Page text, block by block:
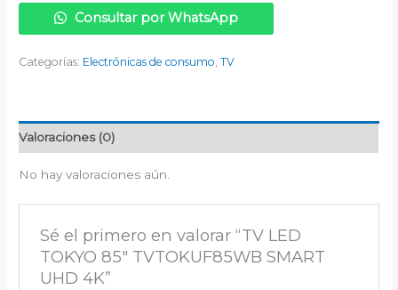
Consultar por WhatsApp
Categorías: Electrónicas de consumo,TV
Valoraciones (0)
No hay valoraciones aún.
Sé el primero en valorar “TV LED
TOKYO 85″ TVTOKUF85WB SMART
UHD 4K”